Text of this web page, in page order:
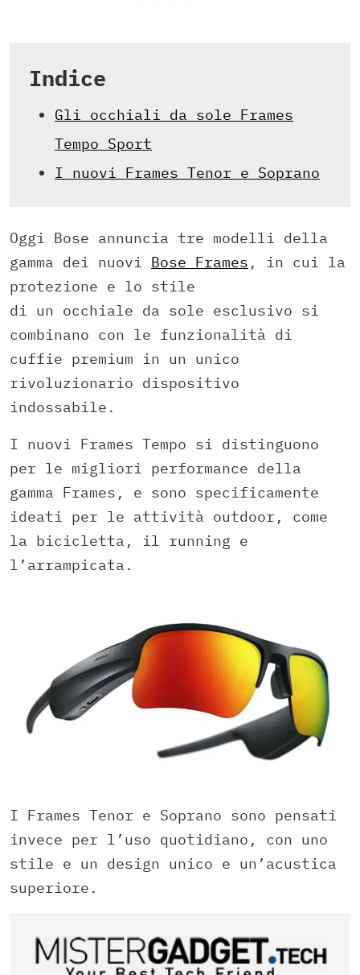
Indice
Gli occhiali da sole Frames
Tempo Sport
I nuovi Frames Tenor e Soprano
Oggi Bose annuncia tre modelli della
gamma dei nuovi Bose Frames , in cui la
protezione e lo stile
di un occhiale da sole esclusivo si
combinano con le funzionalità di
cuffie premium in un unico
rivoluzionario dispositivo
indossabile.
I nuovi Frames Tempo si distinguono
per le migliori performance della
gamma Frames, e sono specificamente
ideati per le attività outdoor, come
la bicicletta, il running e
l’arrampicata.
I Frames Tenor e Soprano sono pensati
invece per l’uso quotidiano, con uno
stile e un design unico e un’acustica
superiore.